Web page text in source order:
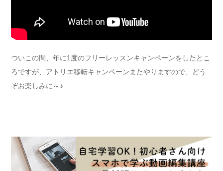
ついこの間、年に1度のフリーレッスンキャンペーンをしたとこ
ろですが、アトリエ移転キャンペーンまたやりますので、どう
ぞお楽しみに～♪